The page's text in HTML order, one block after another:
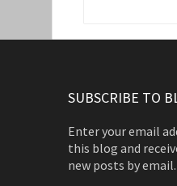
SUBSCRIBE TO
Enter your email
this blog and
new posts by email.